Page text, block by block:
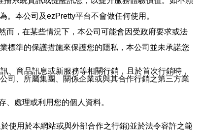
本公司及ezPretty平台不會做任何使用。
而，在某些情況下，本公司可能會因受政府要求或法
標準的保護措施來保護您的隱私，本公司並未承諾您
、商品訊息或新服務等相關行銷，且於首次行銷時，
司、所屬集團、關係企業或與其合作行銷之第三方業
處理或利用您的個人資料。
使用於本網站或與外部合作之行銷)並於法令容許之範